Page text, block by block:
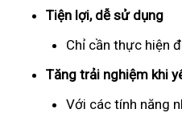
Tiện lợi, dễ sử dụng
Chỉ cần thực hiện
Tăng trải nghiệm khi
Với các tính năng